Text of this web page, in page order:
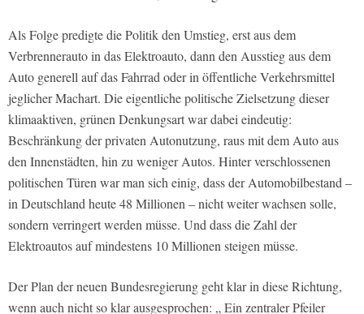
Als Folge predigte die Politik den Umstieg, erst aus dem
Verbrennerauto in das Elektroauto, dann den Ausstieg aus dem
Auto generell auf das Fahrrad oder in öffentliche Verkehrsmittel
jeglicher Machart. Die eigentliche politische Zielsetzung dieser
klimaaktiven, grünen Denkungsart war dabei eindeutig:
Beschränkung der privaten Autonutzung, raus mit dem Auto aus
den Innenstädten, hin zu weniger Autos. Hinter verschlossenen
politischen Türen war man sich einig, dass der Automobilbestand –
in Deutschland heute 48 Millionen – nicht weiter wachsen solle,
sondern verringert werden müsse. Und dass die Zahl der
Elektroautos auf mindestens 10 Millionen steigen müsse.
Der Plan der neuen Bundesregierung geht klar in diese Richtung,
wenn auch nicht so klar ausgesprochen: „ Ein zentraler Pfeiler